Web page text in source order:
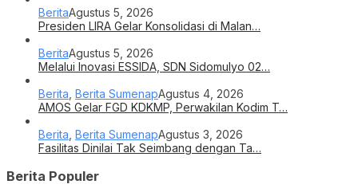
BeritaAgustus 5, 2026
Presiden LIRA Gelar Konsolidasi di Malan…
BeritaAgustus 5, 2026
Melalui Inovasi ESSIDA, SDN Sidomulyo 02…
Berita Berita SumenapAgustus 4, 2026
AMOS Gelar FGD KDKMP, Perwakilan Kodim T…
Berita Berita SumenapAgustus 3, 2026
Fasilitas Dinilai Tak Seimbang dengan Ta…
Berita Populer